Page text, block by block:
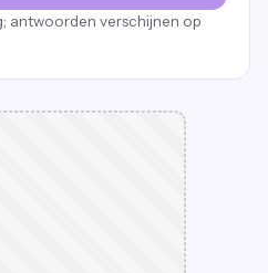
antwoorden verschijnen op